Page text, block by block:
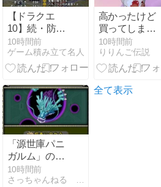
【ドラクエ
10】続・防衛
軍特化のスト
ームカイザー
装備
10時間前
ゲーム積み立て名人
高かったけど
買ってしまっ
た！新しぐさ
書が想像以上
にかわいい件
10時間前
りりんご伝説
「源世庫パニ
ガルム」のボ
スが更新され
ました！登場
10時間前
全て表示